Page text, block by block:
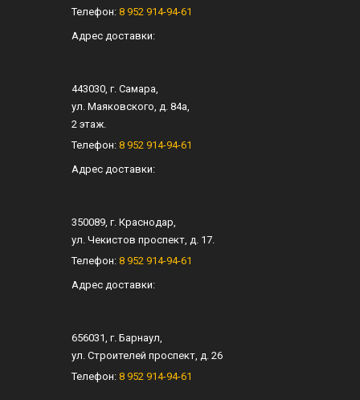
Телефон: 8 952 914-94-61
Адрес доставки:
443030, г. Самара,
ул. Маяковского, д. 84а,
2 этаж.
Телефон: 8 952 914-94-61
Адрес доставки:
350089, г. Краснодар,
ул. Чекистов проспект, д. 17.
Телефон: 8 952 914-94-61
Адрес доставки:
656031, г. Барнаул,
ул. Строителей проспект, д. 26
Телефон: 8 952 914-94-61